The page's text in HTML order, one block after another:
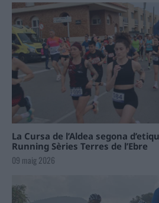
La Cursa de l’Aldea segona
Running Sèries Terres de l’Ebre
09 maig 2026